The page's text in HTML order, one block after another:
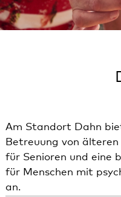
Am Standort Dahn
Betreuung von
für Senioren und eine
für Menschen mit
an.